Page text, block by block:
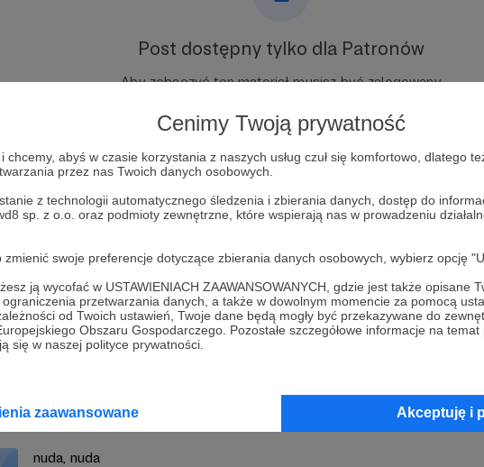
Cenimy Twoją prywatność
chcemy, abyś w czasie korzystania z naszych usług czuł się komfortowo, dlatego
przez nas Twoich danych osobowych.
z technologii automatycznego śledzenia i zbierania danych, dostęp do
sp. z o.o. oraz podmioty zewnętrzne, które wspierają nas w prowadzeniu
swoje preferencje dotyczące zbierania danych osobowych, wybierz opcję
ją wycofać w USTAWIENIACH ZAAWANSOWANYCH, gdzie jest także opisane
przetwarzania danych, a także w dowolnym momencie za pomocą
od Twoich ustawień, Twoje dane będą mogły być przekazywane do
Obszaru Gospodarczego. Pozostałe szczegółowe informacje na
się w naszej polityce prywatności.
zaawansowane Akceptuję i
Post dostępny tylko dla Patronów
Aby zobaczyć ten materiał musisz być zalogowany
Zostań Patronem
Zaloguj się
Anna Kłosowska
również
nuda, nuda